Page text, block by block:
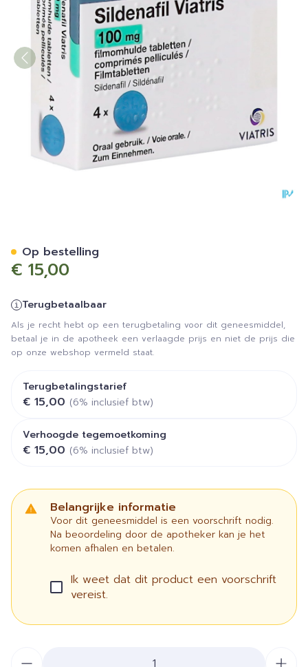
€ 15,00
Terugbetaalbaar
Als je recht hebt op een terugbetaling voor dit geneesmiddel,
betaal je in de apotheek een verlaagde prijs en niet de prijs die
op onze webshop vermeld staat.
Terugbetalingstarief
€ 15,00 (6% inclusief btw)
Verhoogde tegemoetkoming
€ 15,00 (6% inclusief btw)
Belangrijke informatie
Voor dit geneesmiddel is een voorschrift nodig.
Na beoordeling door de apotheker kan je het
komen afhalen en betalen.
Ik weet dat dit product een voorschrift
vereist.
Op bestelling